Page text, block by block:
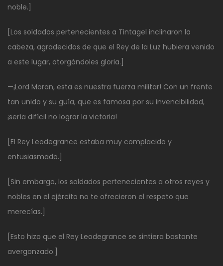
noble.]
[Los soldados pertenecientes a Tintagel inclinaron la
cabeza, agradecidos de que el Rey de la Luz hubiera venido
a este lugar, otorgándoles gloria.]
—¡Lord Moran, esta es nuestra fuerza militar! Con un frente
tan unido y su guía, que es famosa por su invencibilidad,
¡sería difícil no lograr la victoria!
[El Rey Leodegrance estaba muy complacido y
entusiasmado.]
[Sin embargo, los soldados pertenecientes a otros reyes y
nobles en el ejército no te ofrecieron el respeto que
merecías.]
[Esto hizo que el Rey Leodegrance se sintiera bastante
avergonzado.]